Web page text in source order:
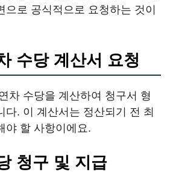
으로 공식적으로 요청하는 것이
수당 계산서 요청
차 수당을 계산하여 청구서 형
다. 이 계산서는 정산되기 전 최
야 할 사항이에요.
청구 및 지급